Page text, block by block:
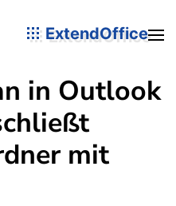
ExtendOffice
in Outlook
mit